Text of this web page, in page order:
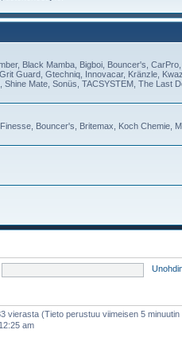
Black Mamba, Bigboi, Bouncer's,
Guard, Gtechniq, Innovacar, Kränzle,
Mate, Sonüs, TACSYSTEM, The Last
Bouncer's, Britemax, Koch Chemie,
vierasta (Tieto perustuu viimeisen 5
am